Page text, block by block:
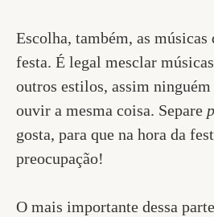
Escolha, também, as músicas
festa. É legal mesclar
outros estilos, assim
ouvir a mesma coisa. Separe
gosta, para que na hora da
preocupação!
O mais importante dessa